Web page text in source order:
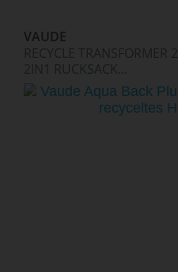
VAUDE
RECYCLE TRANSFORMER
2IN1 RUCKSACK...